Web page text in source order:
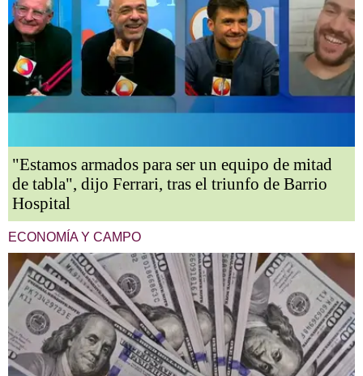
"Estamos armados para ser un equipo de mitad
de tabla", dijo Ferrari, tras el triunfo de Barrio
Hospital
ECONOMÍA Y CAMPO